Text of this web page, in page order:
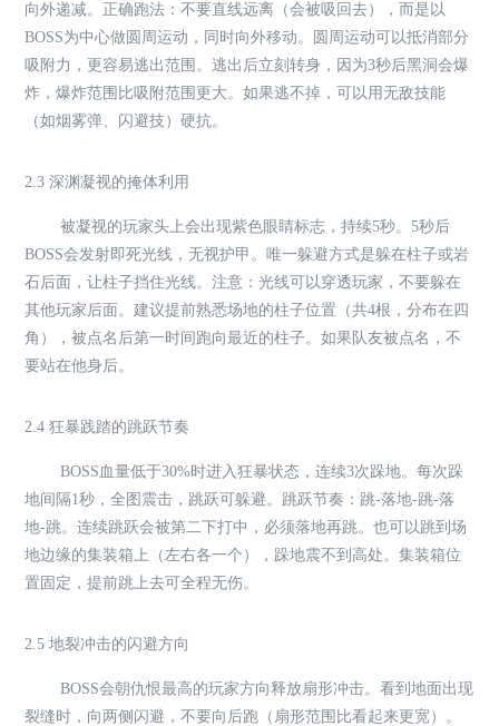
向外递减。正确跑法：不要直线远离（会被吸回去），而是以
BOSS为中心做圆周运动，同时向外移动。圆周运动可以抵消部分
吸附力，更容易逃出范围。逃出后立刻转身，因为3秒后黑洞会爆
炸，爆炸范围比吸附范围更大。如果逃不掉，可以用无敌技能
（如烟雾弹、闪避技）硬抗。
2.3 深渊凝视的掩体利用
被凝视的玩家头上会出现紫色眼睛标志，持续5秒。5秒后
BOSS会发射即死光线，无视护甲。唯一躲避方式是躲在柱子或岩
石后面，让柱子挡住光线。注意：光线可以穿透玩家，不要躲在
其他玩家后面。建议提前熟悉场地的柱子位置（共4根，分布在四
角），被点名后第一时间跑向最近的柱子。如果队友被点名，不
要站在他身后。
2.4 狂暴践踏的跳跃节奏
BOSS血量低于30%时进入狂暴状态，连续3次跺地。每次跺
地间隔1秒，全图震击，跳跃可躲避。跳跃节奏：跳-落地-跳-落
地-跳。连续跳跃会被第二下打中，必须落地再跳。也可以跳到场
地边缘的集装箱上（左右各一个），跺地震不到高处。集装箱位
置固定，提前跳上去可全程无伤。
2.5 地裂冲击的闪避方向
BOSS会朝仇恨最高的玩家方向释放扇形冲击。看到地面出现
裂缝时，向两侧闪避，不要向后跑（扇形范围比看起来更宽）。